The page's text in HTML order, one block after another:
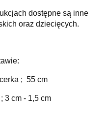
dostępne są inne
oraz dziecięcych.
; 55 cm
3 cm - 1,5 cm